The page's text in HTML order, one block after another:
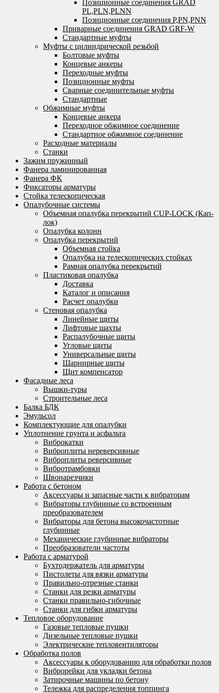
Позиционные соединения GRAD
PL,PLN,PLNN
Позиционные соединения P,PN,PNN
Приварные соединения GRAD GRF-W
Стандартные муфты
Муфты с цилиндрической резьбой
Болтовые муфты
Концевые анкеры
Переходные муфты
Позиционные муфты
Сварные соединительные муфты
Стандартные
Обжимные муфты
Концевые анкера
Переходное обжимное соединение
Стандартное обжимное соединение
Расходные материалы
Станки
Зажим пружинный
Фанера ламинированная
Фанера ФК
Фиксаторы арматуры
Стойка телескопическая
Опалубочные системы
Объемная опалубка перекрытий CUP-LOCK (Кап-
лок)
Опалубка колонн
Опалубка перекрытий
Объемная стойка
Опалубка на телескопических стойках
Рамная опалубка перекрытий
Пластиковая опалубка
Доставка
Каталог и описания
Расчет опалубки
Стеновая опалубка
Линейные щиты
Лифтовые шахты
Распалубочные щиты
Угловые щиты
Универсальные щиты
Шарнирные щиты
Щит компенсатор
Фасадные леса
Вышки-туры
Строительные леса
Балка БДК
Эмульсол
Комплектующие для опалубки
Уплотнение грунта и асфальта
Виброкатки
Виброплиты нереверсивные
Виброплиты реверсивные
Вибротрамбовки
Швонарезчики
Работа с бетоном
Аксессуары и запасные части к вибраторам
Вибраторы глубинные со встроенным
преобразователем
Вибраторы для бетона высокочастотные
глубинные
Механические глубинные вибраторы
Преобразователи частоты
Работа с арматурой
Бухтодержатель для арматуры
Пистолеты для вязки арматуры
Правильно-отрезные станки
Станки для резки арматуры
Станки правильно-гибочные
Станки для гибки арматуры
Тепловое оборудование
Газовые тепловые пушки
Дизельные тепловые пушки
Электрические тепловентиляторы
Обработка полов
Аксессуары к оборудованию для обработки полов
Виброрейки для укладки бетона
Затирочные машины по бетону
Тележка для распределения топпинга